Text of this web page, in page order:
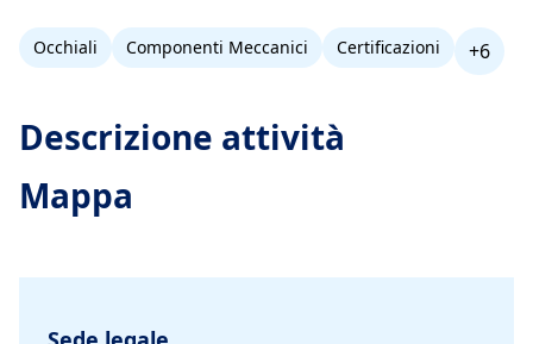
Occhiali Componenti Meccanici Certificazioni +6
Descrizione attività
Mappa